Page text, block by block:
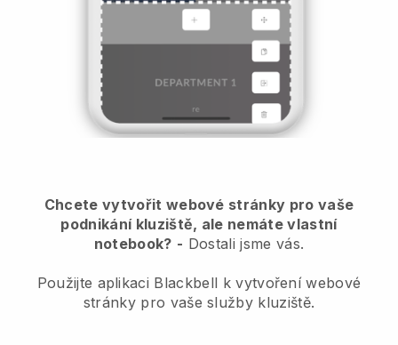
Chcete vytvořit webové stránky pro vaše
podnikání kluziště, ale nemáte vlastní
notebook? - Dostali jsme vás.
Použijte aplikaci Blackbell k vytvoření webové
stránky pro vaše služby kluziště.